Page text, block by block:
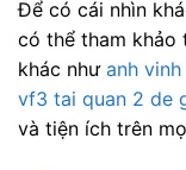
Để có cái nhìn
có thể tham khảo
khác như anh
vf3 tai quan 2 de
và tiện ích trên